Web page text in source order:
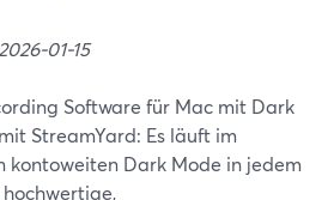
01-15
Software für Mac mit Dark
StreamYard: Es läuft im
kontoweiten Dark Mode in jedem